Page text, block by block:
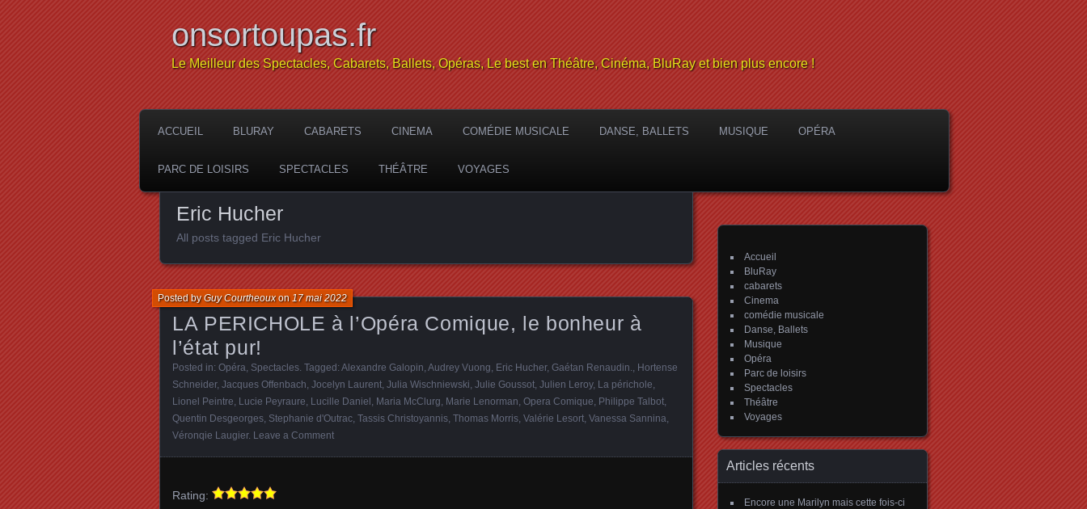
onsortoupas.fr
Le Meilleur des Spectacles, Cabarets, Ballets, Opéras, Le best en Théâtre, Cinéma, BluRay et bien plus encore !
ACCUEIL BLURAY CABARETS CINEMA COMÉDIE MUSICALE DANSE, BALLETS MUSIQUE OPÉRA
PARC DE LOISIRS SPECTACLES THÉÂTRE VOYAGES
Eric Hucher
All posts tagged Eric Hucher
LA PERICHOLE à l’Opéra Comique, le bonheur à
l’état pur!
Posted byGuy Courtheouxon 17 mai 2022
Posted in: Opéra Spectacles . Tagged: Alexandre Galopin Audrey Vuong Eric Hucher, Gaétan Renaudin.
Hortense
Schneider, Jacques Offenbach Jocelyn Laurent Julia Wischniewski Julie Goussot Julien Leroy, La périchole
Lionel Peintre Lucie Peyraure Lucille Daniel Maria McClurg Marie Lenorman Opera Comique Philippe Talbot
Quentin Desgeorges Stephanie d'Outrac Tassis Christoyannis Thomas Morris Valérie Lesort Vanessa Sannina
Véronqie Laugier. Leave a Comment
Rating:
Accueil
BluRay
cabarets
Cinema
comédie musicale
Danse, Ballets
Musique
Opéra
Parc de loisirs
Spectacles
Théâtre
Voyages
Articles récents
Encore une Marilyn mais cette fois-ci